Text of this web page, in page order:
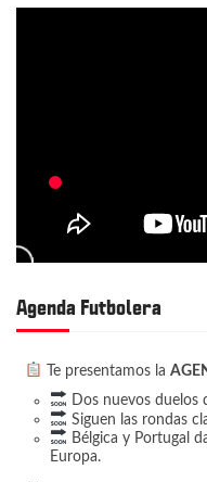
Agenda Futbolera
Te presentamos la
Dos nuevos duelos
Siguen las rondas
Bélgica y Portugal
Europa.